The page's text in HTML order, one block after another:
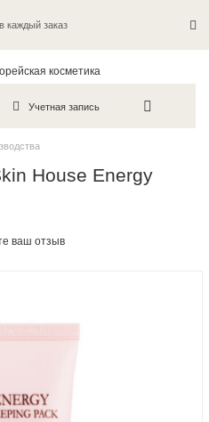
каждый заказ
Учетная запись
House Energy
ваш отзыв